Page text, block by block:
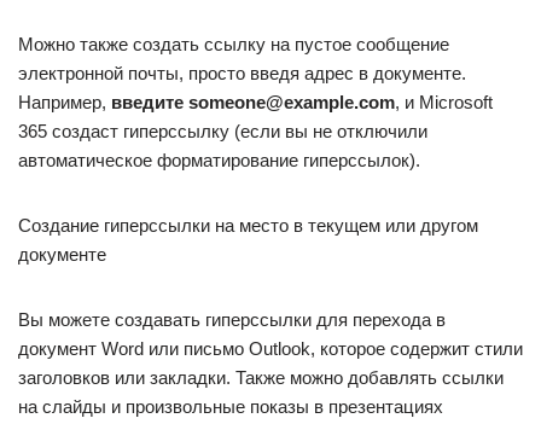
Можно также создать ссылку на пустое сообщение
электронной почты, просто введя адрес в документе.
Например, введите someone@example.com, и Microsoft
365 создаст гиперссылку (если вы не отключили
автоматическое форматирование гиперссылок).
Создание гиперссылки на место в текущем или другом
документе
Вы можете создавать гиперссылки для перехода в
документ Word или письмо Outlook, которое содержит стили
заголовков или закладки. Также можно добавлять ссылки
на слайды и произвольные показы в презентациях